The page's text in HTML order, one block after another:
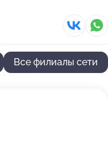
Все филиалы сети